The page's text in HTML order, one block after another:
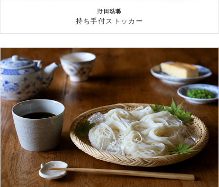
野田琺瑯
持ち手付ストッカー